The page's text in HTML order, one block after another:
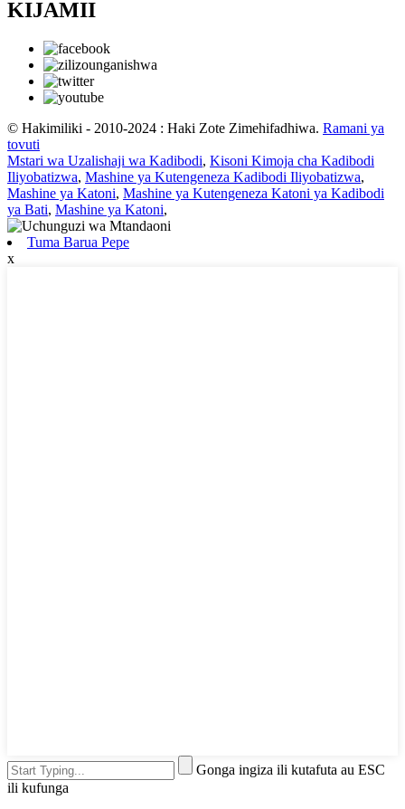
KIJAMII
© Hakimiliki - 2010-2024 : Haki Zote Zimehifadhiwa. Ramani ya
tovuti
Mstari wa Uzalishaji wa Kadibodi, Kisoni Kimoja cha Kadibodi
Iliyobatizwa, Mashine ya Kutengeneza Kadibodi Iliyobatizwa,
Mashine ya Katoni, Mashine ya Kutengeneza Katoni ya Kadibodi
ya Bati, Mashine ya Katoni,
Tuma Barua Pepe
x
Gonga ingiza ili kutafuta au ESC
ili kufunga